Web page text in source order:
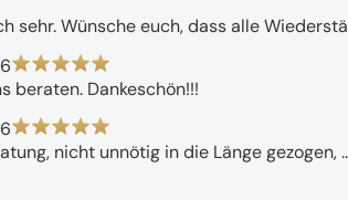
sehr. Wünsche euch, dass alle
beraten. Dankeschön!!!
nicht unnötig in die Länge gezogen,